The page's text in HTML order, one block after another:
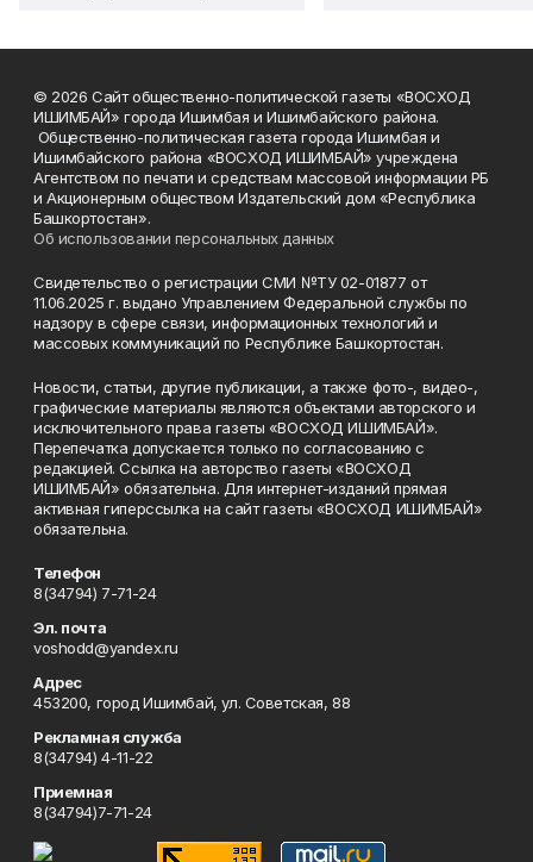
© 2026 Сайт общественно-политической газеты «ВОСХОД
ИШИМБАЙ» города Ишимбая и Ишимбайского района.
Общественно-политическая газета города Ишимбая и
Ишимбайского района «ВОСХОД ИШИМБАЙ» учреждена
Агентством по печати и средствам массовой информации РБ
и Акционерным обществом Издательский дом «Республика
Башкортостан».
Об использовании персональных данных
Свидетельство о регистрации СМИ №ТУ 02-01877 от
11.06.2025 г. выдано Управлением Федеральной службы по
надзору в сфере связи, информационных технологий и
массовых коммуникаций по Республике Башкортостан.
Новости, статьи, другие публикации, а также фото-, видео-,
графические материалы являются объектами авторского и
исключительного права газеты «ВОСХОД ИШИМБАЙ».
Перепечатка допускается только по согласованию с
редакцией. Ссылка на авторство газеты «ВОСХОД
ИШИМБАЙ» обязательна. Для интернет-изданий прямая
активная гиперссылка на сайт газеты «ВОСХОД ИШИМБАЙ»
обязательна.
Телефон
8(34794) 7-71-24
Эл. почта
voshodd@yandex.ru
Адрес
453200, город Ишимбай, ул. Советская, 88
Рекламная служба
8(34794) 4-11-22
Приемная
8(34794)7-71-24